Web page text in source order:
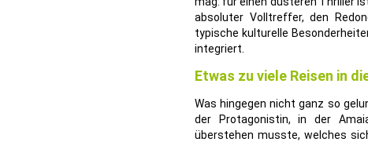
absoluter Volltreffer, den
typische kulturelle
integriert.
Etwas zu viele Reisen in
Was hingegen nicht ganz so
der Protagonistin, in der
überstehen musste, welches